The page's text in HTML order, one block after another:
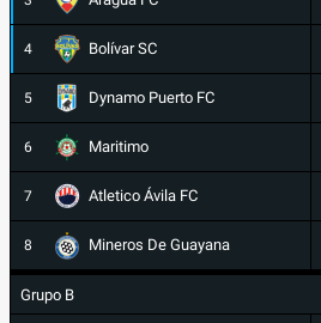
4 Bolívar SC
5 Dynamo Puerto FC
6 Maritimo
7 Atletico Ávila FC
8 Mineros De Guayana
Grupo B